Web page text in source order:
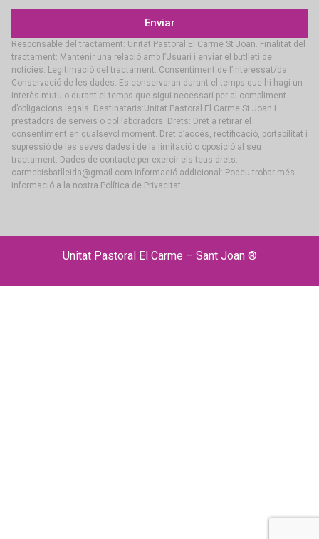
Enviar
Responsable del tractament: Unitat Pastoral El Carme St Joan. Finalitat del
tractament: Mantenir una relació amb l’Usuari i enviar el butlletí de
notícies. Legitimació del tractament: Consentiment de l’interessat/da.
Conservació de les dades: Es conservaran durant el temps que hi hagi un
interès mutu o durant el temps que sigui necessari per al compliment
d’obligacions legals. Destinataris:Unitat Pastoral El Carme St Joan i
prestadors de serveis o col·laboradors. Drets: Dret a retirar el
consentiment en qualsevol moment. Dret d’accés, rectificació, portabilitat i
supressió de les seves dades i de la limitació o oposició al seu
tractament. Dades de contacte per exercir els teus drets:
carmebisbatlleida@gmail.com Informació addicional: Podeu trobar més
informació a la nostra Política de Privacitat.
Unitat Pastoral El Carme – Sant Joan ®